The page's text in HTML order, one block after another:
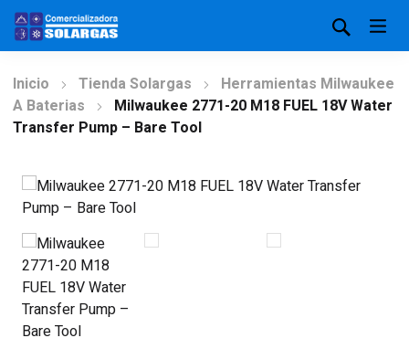
Inicio Tienda Solargas
Herramientas Milwaukee
A Baterias
Milwaukee 2771-20 M18 FUEL 18V Water
Transfer Pump – Bare Tool